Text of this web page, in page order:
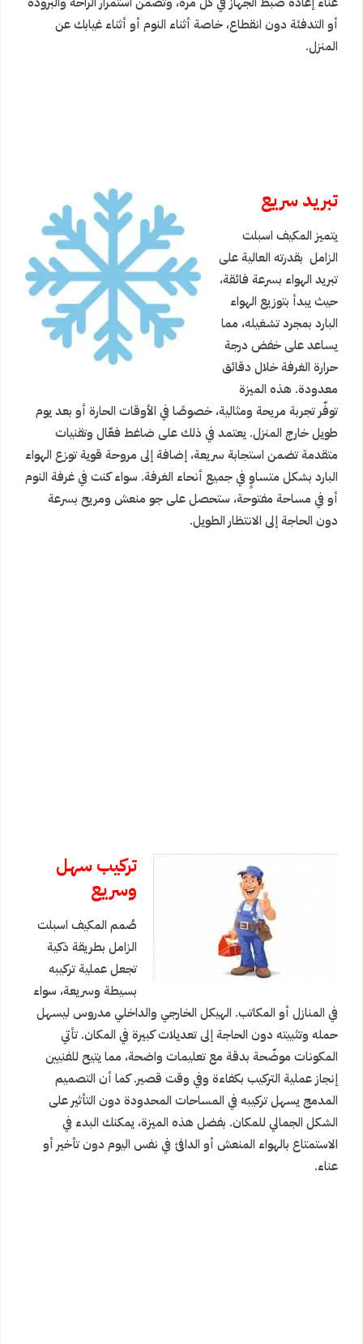
أو التدفئة دون انقطاع، خاصة أثناء النوم أو أثناء غيابك عن
المنزل.
تبريد سريع
يتميز المكيف اسبلت
الزامل بقدرته العالية على
تبريد الهواء بسرعة فائقة،
حيث يبدأ بتوزيع الهواء
البارد بمجرد تشغيله، مما
يساعد على خفض درجة
حرارة الغرفة خلال دقائق
معدودة. هذه الميزة
توفّر تجربة مريحة ومثالية، خصوصًا في الأوقات الحارة أو بعد يوم
طويل خارج المنزل. يعتمد في ذلك على ضاغط فعّال وتقنيات
متقدمة تضمن استجابة سريعة، إضافة إلى مروحة قوية توزع الهواء
البارد بشكل متساوٍ في جميع أنحاء الغرفة. سواء كنت في غرفة النوم
أو في مساحة مفتوحة، ستحصل على جو منعش ومريح بسرعة
دون الحاجة إلى الانتظار الطويل.
تركيب سهل
وسريع
صُمم المكيف اسبلت
الزامل بطريقة ذكية
تجعل عملية تركيبه
بسيطة وسريعة، سواء
في المنازل أو المكاتب. الهيكل الخارجي والداخلي مدروس ليسهل
حمله وتثبيته دون الحاجة إلى تعديلات كبيرة في المكان. تأتي
المكونات موضّحة بدقة مع تعليمات واضحة، مما يتيح للفنيين
إنجاز عملية التركيب بكفاءة وفي وقت قصير. كما أن التصميم
المدمج يسهل تركيبه في المساحات المحدودة دون التأثير على
الشكل الجمالي للمكان. بفضل هذه الميزة، يمكنك البدء في
الاستمتاع بالهواء المنعش أو الدافئ في نفس اليوم دون تأخير أو
عناء.